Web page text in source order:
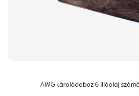
AWG tárolódoboz 6 illóolaj